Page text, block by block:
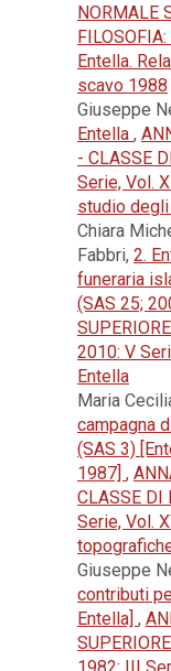
NORMALE
Entella.
scavo 1988
Giuseppe
Entella ,
- CLASSE
Serie, Vol.
studio
Chiara
Fabbri, 2.
funeraria
(SAS 25;
2010: V
Entella
Maria
campagna
(SAS 3)
1987] ,
CLASSE DI
Serie, Vol.
Giuseppe
contributi
Entella] ,